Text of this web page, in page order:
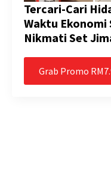
Tercari-Cari
Waktu Ekonomi
Nikmati Set
Grab Promo